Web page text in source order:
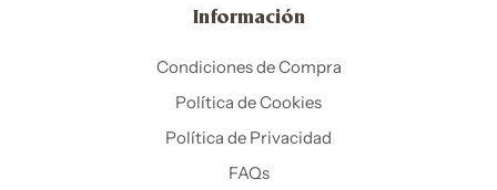
Información
Condiciones de Compra
Política de Cookies
Política de Privacidad
FAQs